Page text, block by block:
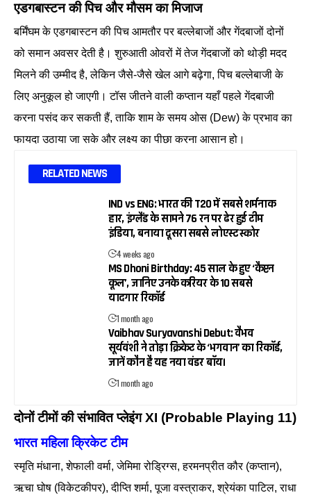
एडगबास्टन की पिच और मौसम का मिजाज
बर्मिंघम के एडगबास्टन की पिच आमतौर पर बल्लेबाजों और गेंदबाजों दोनों
को समान अवसर देती है। शुरुआती ओवरों में तेज गेंदबाजों को थोड़ी मदद
मिलने की उम्मीद है, लेकिन जैसे-जैसे खेल आगे बढ़ेगा, पिच बल्लेबाजी के
लिए अनुकूल हो जाएगी। टॉस जीतने वाली कप्तान यहाँ पहले गेंदबाजी
करना पसंद कर सकती हैं, ताकि शाम के समय ओस (Dew) के प्रभाव का
फायदा उठाया जा सके और लक्ष्य का पीछा करना आसान हो।
RELATED NEWS
IND vs ENG: भारत की T20 में सबसे शर्मनाक
हार, इंग्लैंड के सामने 76 रन पर ढेर हुई टीम
इंडिया, बनाया दूसरा सबसे लोएस्ट स्कोर
4 weeks ago
MS Dhoni Birthday: 45 साल के हुए ‘कैप्टन
कूल’, जानिए उनके करियर के 10 सबसे
यादगार रिकॉर्ड
1 month ago
Vaibhav Suryavanshi Debut: वैभव
सूर्यवंशी ने तोड़ा क्रिकेट के ‘भगवान’ का रिकॉर्ड,
जानें कौन है यह नया वंडर बॉय।
1 month ago
दोनों टीमों की संभावित प्लेइंग XI (Probable Playing 11)
भारत महिला क्रिकेट टीम
स्मृति मंधाना, शेफाली वर्मा, जेमिमा रोड्रिग्स, हरमनप्रीत कौर (कप्तान),
ऋचा घोष (विकेटकीपर), दीप्ति शर्मा, पूजा वस्त्राकर, श्रेयंका पाटिल, राधा